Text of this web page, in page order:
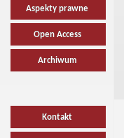
Aspekty prawne
Open Access
Archiwum
Kontakt